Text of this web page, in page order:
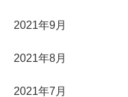
2021年9月
2021年8月
2021年7月